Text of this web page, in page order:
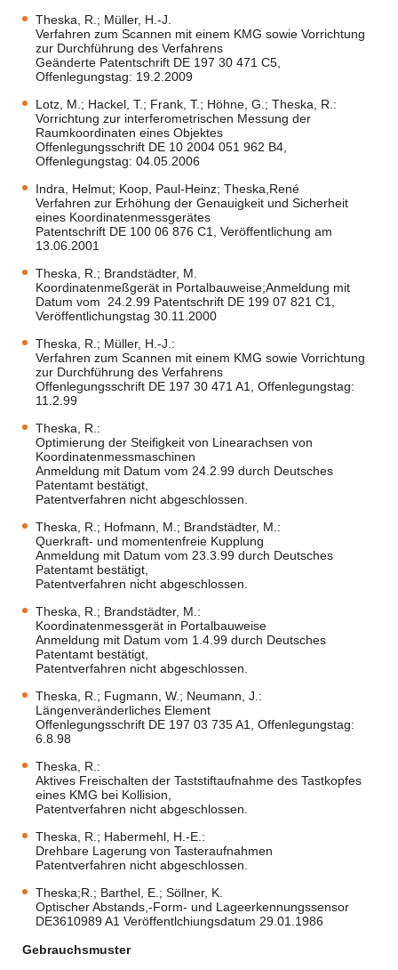
Theska, R.; Müller, H.-J.
Verfahren zum Scannen mit einem KMG sowie Vorrichtung
zur Durchführung des Verfahrens
Geänderte Patentschrift DE 197 30 471 C5,
Offenlegungstag: 19.2.2009
Lotz, M.; Hackel, T.; Frank, T.; Höhne, G.; Theska, R.:
Vorrichtung zur interferometrischen Messung der
Raumkoordinaten eines Objektes
Offenlegungsschrift DE 10 2004 051 962 B4,
Offenlegungstag: 04.05.2006
Indra, Helmut; Koop, Paul-Heinz; Theska,René
Verfahren zur Erhöhung der Genauigkeit und Sicherheit
eines Koordinatenmessgerätes
Patentschrift DE 100 06 876 C1, Veröffentlichung am
13.06.2001
Theska, R.; Brandstädter, M.
Koordinatenmeßgerät in Portalbauweise;Anmeldung mit
Datum vom 24.2.99 Patentschrift DE 199 07 821 C1,
Veröffentlichungstag 30.11.2000
Theska, R.; Müller, H.-J.:
Verfahren zum Scannen mit einem KMG sowie Vorrichtung
zur Durchführung des Verfahrens
Offenlegungsschrift DE 197 30 471 A1, Offenlegungstag:
11.2.99
Theska, R.:
Optimierung der Steifigkeit von Linearachsen von
Koordinatenmessmaschinen
Anmeldung mit Datum vom 24.2.99 durch Deutsches
Patentamt bestätigt,
Patentverfahren nicht abgeschlossen.
Theska, R.; Hofmann, M.; Brandstädter, M.:
Querkraft- und momentenfreie Kupplung
Anmeldung mit Datum vom 23.3.99 durch Deutsches
Patentamt bestätigt,
Patentverfahren nicht abgeschlossen.
Theska, R.; Brandstädter, M.:
Koordinatenmessgerät in Portalbauweise
Anmeldung mit Datum vom 1.4.99 durch Deutsches
Patentamt bestätigt,
Patentverfahren nicht abgeschlossen.
Theska, R.; Fugmann, W.; Neumann, J.:
Längenveränderliches Element
Offenlegungsschrift DE 197 03 735 A1, Offenlegungstag:
6.8.98
Theska, R.:
Aktives Freischalten der Taststiftaufnahme des Tastkopfes
eines KMG bei Kollision,
Patentverfahren nicht abgeschlossen.
Theska, R.; Habermehl, H.-E.:
Drehbare Lagerung von Tasteraufnahmen
Patentverfahren nicht abgeschlossen.
Theska;R.; Barthel, E.; Söllner, K.
Optischer Abstands,-Form- und Lageerkennungssensor
DE3610989 A1 Veröffentlchiungsdatum 29.01.1986
Gebrauchsmuster